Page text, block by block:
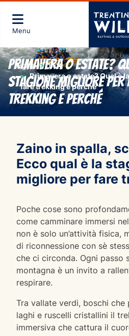
Menu
Home
Blog
Primavera o estate? Qual è
fare trekking e perché
Primavera o estate?
stagione migliore per
trekking e perché
Zaino in spalla,
Ecco qual è la
migliore per fare
Poche cose sono
come camminare immersi
non è solo un’attività fisica,
di riconnessione con sè
che ci circonda. Ogni passo
montagna è un invito a
respirare.
Tra vallate verdi, boschi che
laghi e ruscelli cristallini il
immersiva che cattura il